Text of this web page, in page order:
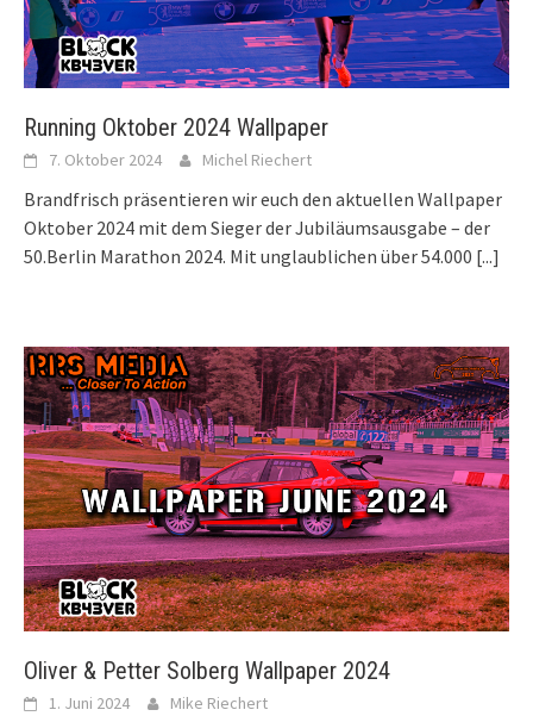
Running Oktober 2024 Wallpaper
7. Oktober 2024 Michel Riechert
Brandfrisch präsentieren wir euch den aktuellen Wallpaper
Oktober 2024 mit dem Sieger der Jubiläumsausgabe – der
50.Berlin Marathon 2024. Mit unglaublichen über 54.000 [...]
Oliver & Petter Solberg Wallpaper 2024
1. Juni 2024 Mike Riechert